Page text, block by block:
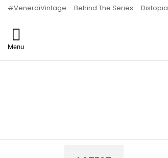
#VenerdiVintage Behind The Series Distopia
Menu